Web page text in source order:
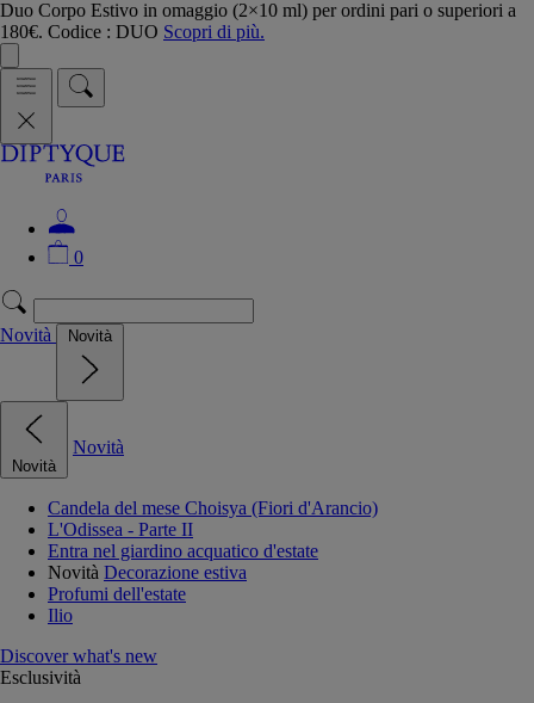
Duo Corpo Estivo in omaggio (2×10 ml) per ordini pari o superiori a
180€. Codice : DUO Scopri di più.
0
Novità Novità
Novità
Novità
Candela del mese Choisya (Fiori d'Arancio)
L'Odissea - Parte II
Entra nel giardino acquatico d'estate
Novità Decorazione estiva
Profumi dell'estate
Ilio
Discover what's new
Esclusività